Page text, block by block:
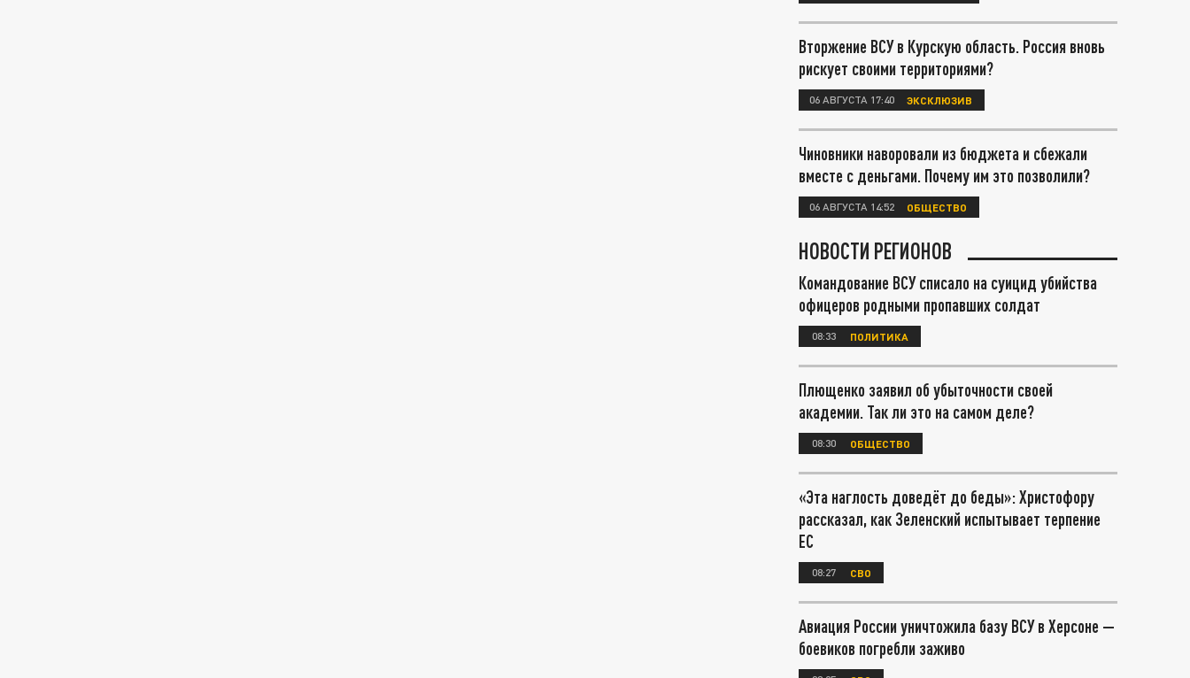
Вторжение ВСУ в Курскую область. Россия вновь
рискует своими территориями?
06 АВГУСТА 17:40 ЭКСКЛЮЗИВ
Чиновники наворовали из бюджета и сбежали
вместе с деньгами. Почему им это позволили?
06 АВГУСТА 14:52 ОБЩЕСТВО
НОВОСТИ РЕГИОНОВ
Командование ВСУ списало на суицид убийства
офицеров родными пропавших солдат
08:33 ПОЛИТИКА
Плющенко заявил об убыточности своей
академии. Так ли это на самом деле?
08:30 ОБЩЕСТВО
«Эта наглость доведёт до беды»: Христофору
рассказал, как Зеленский испытывает терпение
ЕС
08:27 СВО
Авиация России уничтожила базу ВСУ в Херсоне —
боевиков погребли заживо